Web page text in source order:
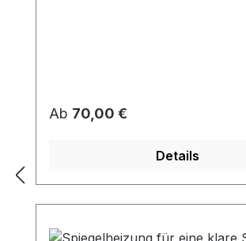
Regulärer Preis:
Ab 70,00 €
Details